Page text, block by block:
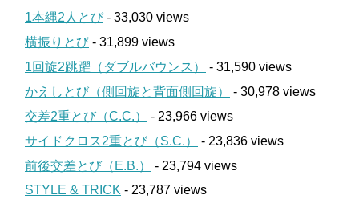
1本縄2人とび- 33,030 views
横振りとび- 31,899 views
1回旋2跳躍（ダブルバウンス）
- 31,590 views
かえしとび（側回旋と背面側回旋）
- 30,978 views
交差2重とび（C.C.）
- 23,966 views
サイドクロス2重とび（S.C.）
- 23,836 views
前後交差とび（E.B.）
- 23,794 views
STYLE & TRICK - 23,787 views